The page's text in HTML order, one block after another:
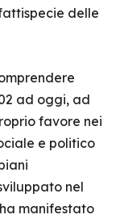
delle
ad oggi, ad
favore nei
e politico
nel
manifestato